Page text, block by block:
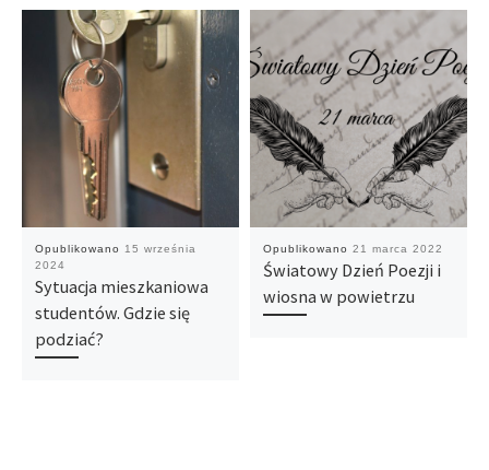
Opublikowano
15 września
2024
Sytuacja mieszkaniowa
studentów. Gdzie się
podziać?
Opublikowano 21 marca 2022
Światowy Dzień Poezji i
wiosna w powietrzu